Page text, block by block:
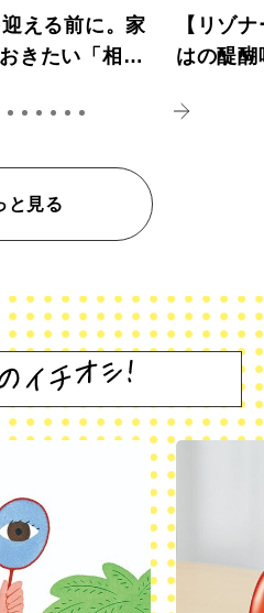
える前に。家
きたい「相続
【リゾ
はの醍
と見る